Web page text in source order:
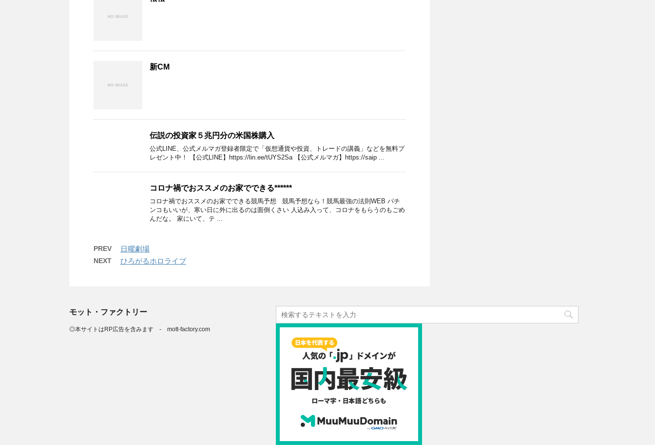
新CM
伝説の投資家５兆円分の米国株購入
公式LINE、公式メルマガ登録者限定で「仮想通貨や投資、トレードの講義」などを無料プ
レゼント中！ 【公式LINE】https://lin.ee/tUYS2Sa 【公式メルマガ】https://saip ...
コロナ禍でおススメのお家でできる******
コロナ禍でおススメのお家でできる競馬予想 競馬予想なら！競馬最強の法則WEB パチ
ンコもいいが、寒い日に外に出るのは面倒くさい 人込み入って、コロナをもらうのもごめ
んだな。 家にいて、テ ...
PREV 日曜劇場
NEXT ひろがるホロライブ
モット・ファクトリー
◎本サイトはRP広告を含みます - mott-factory.com